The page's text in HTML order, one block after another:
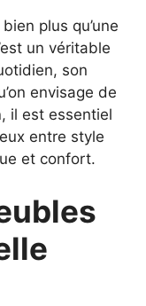
plus qu’une
un véritable
son
envisage de
, il est essentiel
entre style
et confort.